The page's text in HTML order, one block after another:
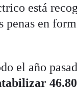
está
penas en
el año